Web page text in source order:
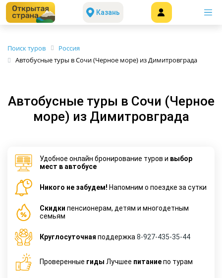
Казань
Поиск туров
Россия
Автобусные туры в Сочи (Черное море) из Димитровграда
Автобусные туры в Сочи (Черное
море) из Димитровграда
Удобное онлайн бронирование туров и выбор
мест в автобусе
Никого не забудем! Напомним о поездке за сутки
Cкидки пенсионерам, детям и многодетным
семьям
Круглосуточная поддержка 8-927-435-35-44
Проверенные гиды Лучшее питаниепо турам